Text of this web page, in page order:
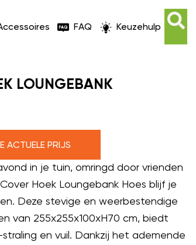
FAQ Keuzehulp
LOUNGEBANK
ACTUELE PRIJS
in je tuin, omringd door vrienden
Hoek Loungebank Hoes blijf je
Deze stevige en weerbestendige
van 255x255x100xH70 cm, biedt
en vuil. Dankzij het ademende